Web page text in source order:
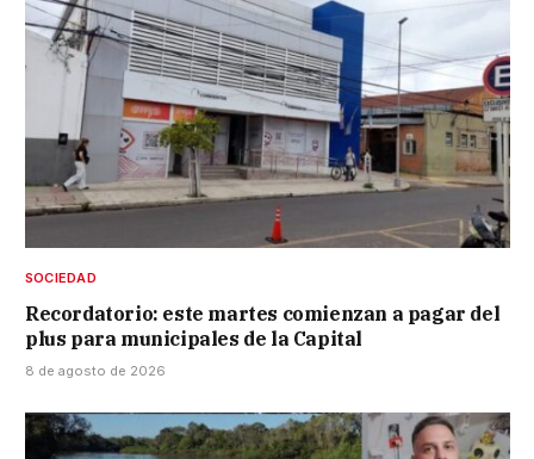
SOCIEDAD
Recordatorio: este martes comienzan a pagar del
plus para municipales de la Capital
8 de agosto de 2026